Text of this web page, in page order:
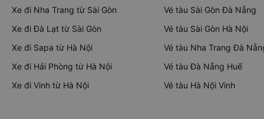
Xe đi Nha Trang từ Sài Gòn
Xe đi Đà Lạt từ Sài Gòn
Xe đi Sapa từ Hà Nội
Xe đi Hải Phòng từ Hà Nội
Xe đi Vinh từ Hà Nội
Vé tàu Sài Gòn Đà Nẵng
Vé tàu Sài Gòn Hà Nội
Vé tàu Nha Trang Đà
Vé tàu Đà Nẵng Huế
Vé tàu Hà Nội Vinh